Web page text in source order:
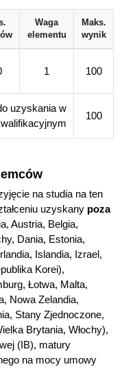
wobec dzieci i
społecznych,
osób i grup, które
w życiu
specjalności oraz po
zgodnie z
r. jako:
i w szkole,
Waga
elementu
Maks.
wynik
1 100
uzyskania w
100
na studia na ten
uzyskany poza
Austria, Belgia,
Dania, Estonia,
Islandia, Izrael,
Korei),
Łotwa, Malta,
Nowa Zelandia,
Stany Zjednoczone,
Brytania, Włochy),
(IB), matury
na mocy umowy